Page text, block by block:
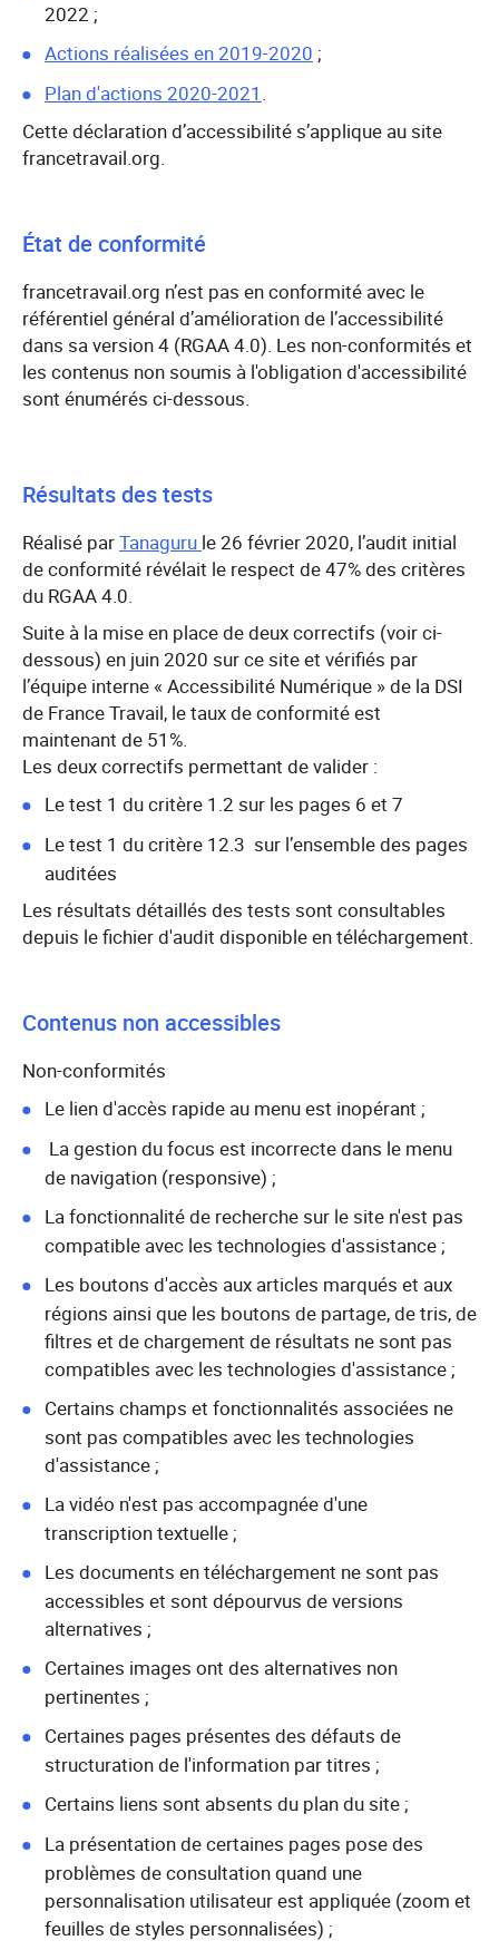
2022 ;
Actions réalisées en 2019-2020 ;
Plan d'actions 2020-2021 .
Cette déclaration d’accessibilité s’applique au site
francetravail.org.
État de conformité
francetravail.org n’est pas en conformité avec le
référentiel général d’amélioration de l’accessibilité
dans sa version 4 (RGAA 4.0). Les non-conformités et
les contenus non soumis à l'obligation d'accessibilité
sont énumérés ci-dessous.
Résultats des tests
Réalisé parTanaguru le 26 février 2020, l’audit initial
de conformité révélait le respect de 47% des critères
du RGAA 4.0.
Suite à la mise en place de deux correctifs (voir ci-
dessous) en juin 2020 sur ce site et vérifiés par
l’équipe interne « Accessibilité Numérique » de la DSI
de France Travail, le taux de conformité est
maintenant de 51%.
Les deux correctifs permettant de valider :
Le test 1 du critère 1.2 sur les pages 6 et 7
Le test 1 du critère 12.3 sur l’ensemble des pages
auditées
Les résultats détaillés des tests sont consultables
depuis le fichier d'audit disponible en téléchargement.
Contenus non accessibles
Non-conformités
Le lien d'accès rapide au menu est inopérant ;
La gestion du focus est incorrecte dans le menu
de navigation (responsive) ;
La fonctionnalité de recherche sur le site n'est pas
compatible avec les technologies d'assistance ;
Les boutons d'accès aux articles marqués et aux
régions ainsi que les boutons de partage, de tris, de
filtres et de chargement de résultats ne sont pas
compatibles avec les technologies d'assistance ;
Certains champs et fonctionnalités associées ne
sont pas compatibles avec les technologies
d'assistance ;
La vidéo n'est pas accompagnée d'une
transcription textuelle ;
Les documents en téléchargement ne sont pas
accessibles et sont dépourvus de versions
alternatives ;
Certaines images ont des alternatives non
pertinentes ;
Certaines pages présentes des défauts de
structuration de l'information par titres ;
Certains liens sont absents du plan du site ;
La présentation de certaines pages pose des
problèmes de consultation quand une
personnalisation utilisateur est appliquée (zoom et
feuilles de styles personnalisées) ;